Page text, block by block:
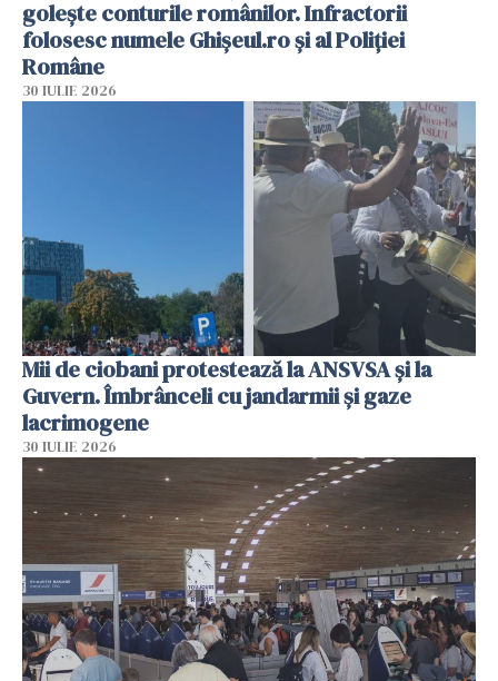
golește conturile românilor. Infractorii
folosesc numele Ghișeul.ro și al Poliției
Române
30 IULIE 2026
Mii de ciobani protestează la ANSVSA și la
Guvern. Îmbrânceli cu jandarmii și gaze
lacrimogene
30 IULIE 2026